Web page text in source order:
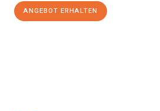
ANGEBOT ERHALTEN